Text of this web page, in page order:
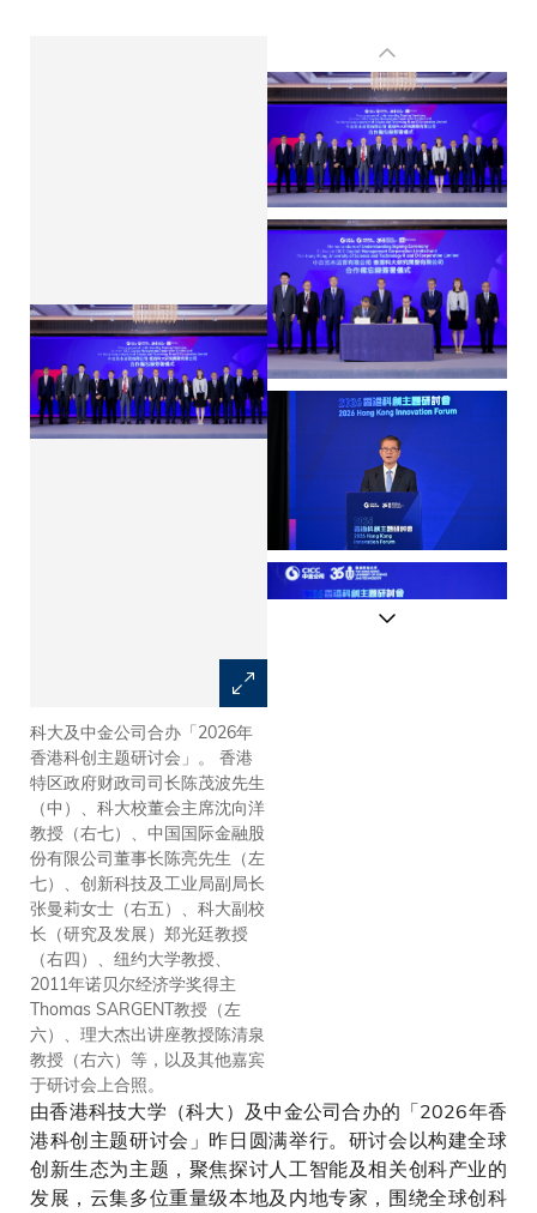
科大及中金公司合办「2026年
香港科创主题研讨会」。 香港
特区政府财政司司长陈茂波先生
（中）、科大校董会主席沈向洋
教授（右七）、中国国际金融股
份有限公司董事长陈亮先生（左
七）、创新科技及工业局副局长
张曼莉女士（右五）、科大副校
长（研究及发展）郑光廷教授
（右四）、纽约大学教授、
2011年诺贝尔经济学奖得主
Thomas SARGENT教授（左
六）、理大杰出讲座教授陈清泉
教授（右六）等，以及其他嘉宾
于研讨会上合照。
移）金信哲博士（右）以及中金
资本董事总经理孙霄翀先生
（左）代表签署。
由香港科技大学（科大）及中金公司合办的「2026年香
港科创主题研讨会」昨日圆满举行。研讨会以构建全球
创新生态为主题，聚焦探讨人工智能及相关创科产业的
发展，云集多位重量级本地及内地专家，围绕全球创科